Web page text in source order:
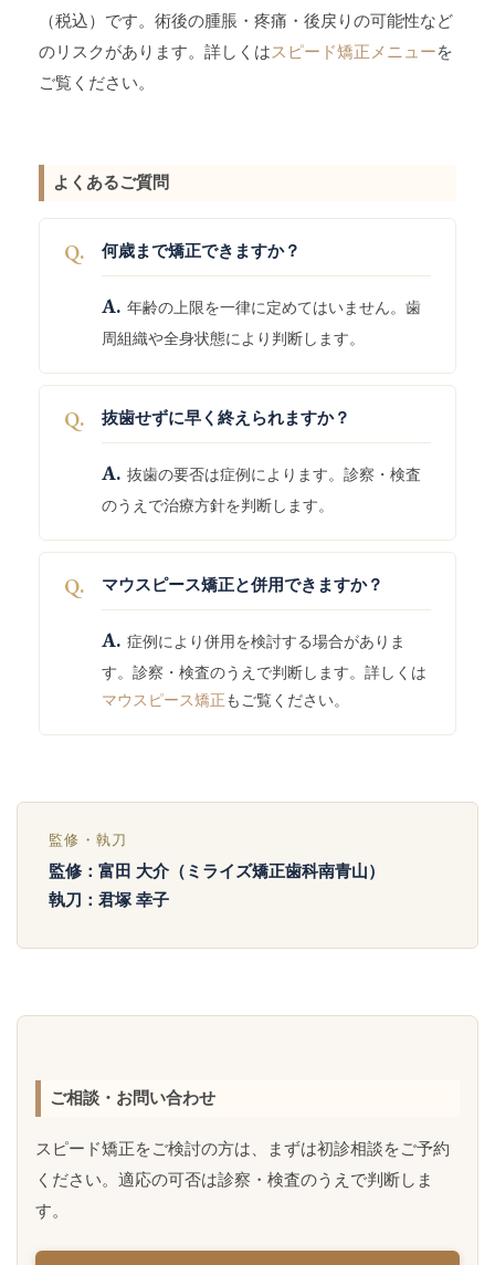
（税込）です。術後の腫脹・疼痛・後戻りの可能性など
のリスクがあります。詳しくはスピード矯正メニューを
ご覧ください。
よくあるご質問
Q. 何歳まで矯正できますか？
A. 年齢の上限を一律に定めてはいません。歯
周組織や全身状態により判断します。
Q. 抜歯せずに早く終えられますか？
A. 抜歯の要否は症例によります。診察・検査
のうえで治療方針を判断します。
Q. マウスピース矯正と併用できますか？
A. 症例により併用を検討する場合がありま
す。診察・検査のうえで判断します。詳しくは
マウスピース矯正 もご覧ください。
監修・執刀
監修：富田 大介（ミライズ矯正歯科南青山）
執刀：君塚 幸子
ご相談・お問い合わせ
スピード矯正をご検討の方は、まずは初診相談をご予約
ください。適応の可否は診察・検査のうえで判断しま
す。